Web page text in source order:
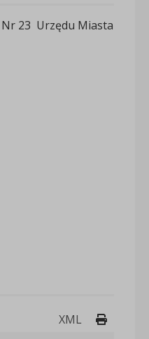
23 Urzędu Miasta
XML Drukuj